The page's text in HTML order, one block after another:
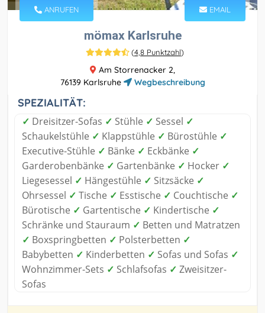
ANRUFEN EMAIL
mömax Karlsruhe
(4,8 Punktzahl)
Am Storrenacker 2,
76139 Karlsruhe
Wegbeschreibung
SPEZIALITÄT:
✓ Dreisitzer-Sofas ✓ Stühle ✓ Sessel ✓
Schaukelstühle ✓ Klappstühle ✓ Bürostühle ✓
Executive-Stühle ✓ Bänke ✓ Eckbänke ✓
Garderobenbänke ✓ Gartenbänke ✓ Hocker ✓
Liegesessel ✓ Hängestühle ✓ Sitzsäcke ✓
Ohrsessel ✓ Tische ✓ Esstische ✓ Couchtische ✓
Bürotische ✓ Gartentische ✓ Kindertische ✓
Schränke und Stauraum ✓ Betten und Matratzen
✓ Boxspringbetten ✓ Polsterbetten ✓
Babybetten ✓ Kinderbetten ✓ Sofas und Sofas ✓
Wohnzimmer-Sets ✓ Schlafsofas ✓ Zweisitzer-
Sofas